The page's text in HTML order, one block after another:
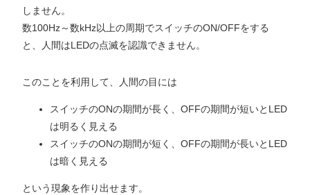
しません。
数100Hz～数kHz以上の周期でスイッチのON/OFFをする
と、人間はLEDの点滅を認識できません。
このことを利用して、人間の目には
スイッチのONの期間が長く、OFFの期間が短いとLED
は明るく見える
スイッチのONの期間が短く、OFFの期間が長いとLED
は暗く見える
という現象を作り出せます。